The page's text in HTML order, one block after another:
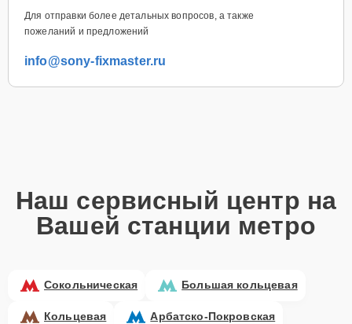
Для отправки более детальных вопросов, а также
пожеланий и предложений
info@sony-fixmaster.ru
Наш сервисный центр на
Вашей станции метро
Сокольническая Большая кольцевая
Кольцевая Арбатско-Покровская